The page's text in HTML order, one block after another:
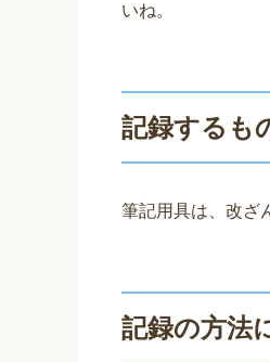
いね。
記録するも
筆記用具は、改ざ
記録の方法